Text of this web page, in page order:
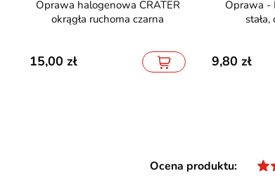
Oprawa halogenowa CRATER
okrągła ruchoma czarna
15,00
Oprawa - LED line, okrągła,
9,80
Ocena produktu